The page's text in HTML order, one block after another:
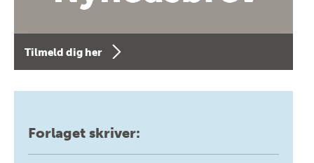
Tilmeld dig her
Forlaget skriver: